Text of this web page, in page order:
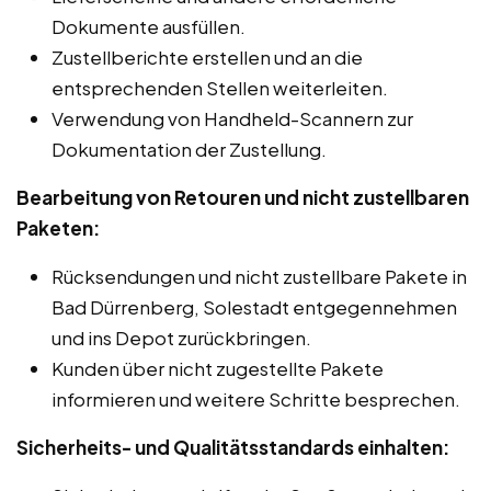
Dokumente ausfüllen.
Zustellberichte erstellen und an die
entsprechenden Stellen weiterleiten.
Verwendung von Handheld-Scannern zur
Dokumentation der Zustellung.
Bearbeitung von Retouren und nicht zustellbaren
Paketen:
Rücksendungen und nicht zustellbare Pakete in
Bad Dürrenberg, Solestadt entgegennehmen
und ins Depot zurückbringen.
Kunden über nicht zugestellte Pakete
informieren und weitere Schritte besprechen.
Sicherheits- und Qualitätsstandards einhalten: